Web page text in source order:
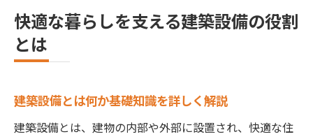
建築における設備の基礎と最新動向を解説
建築設備の基礎知識と現場での実践例
建築設備の設計基準と技術革新のポイント
建築設備 英語表記と国際的な用語の違い
快適な暮らしを支える建築設備の役割
とは
建築設備とは何か基礎知識を詳しく解説
建築設備とは、建物の内部や外部に設置され、快適な住